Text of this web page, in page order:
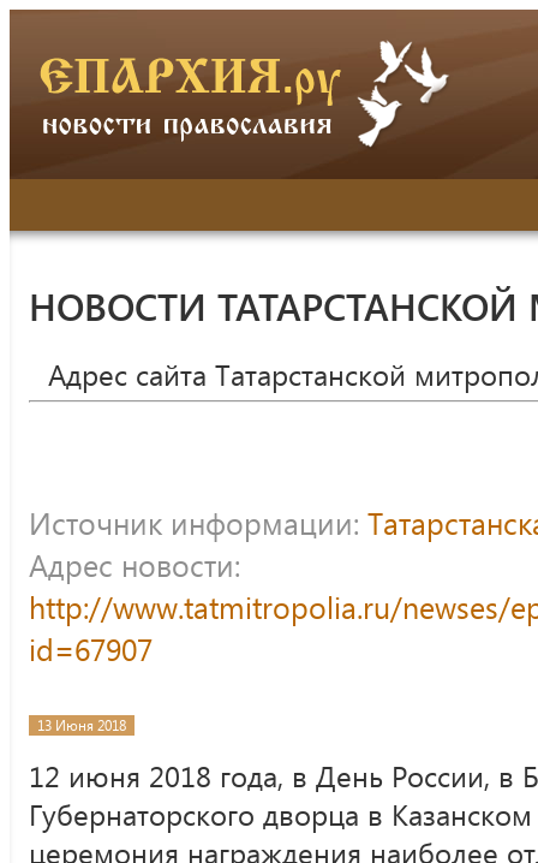
НОВОСТИ
Адрес сайта Татарстанской
Источник информации:
Адрес новости:
http://www.tatmitropolia.ru/newses/
id=67907
13 Июня 2018
12 июня 2018 года, в День России, в
Губернаторского дворца в
церемония награждения наиболее